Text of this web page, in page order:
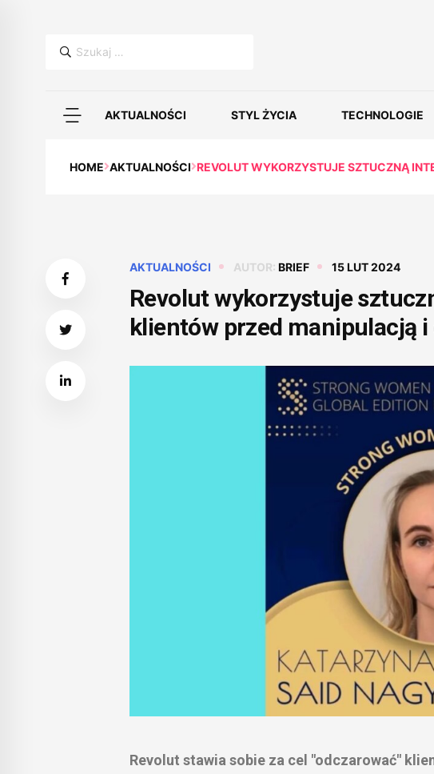
Szukaj:
AKTUALNOŚCI STYL ŻYCIA TECHNOLOGIE
HOME AKTUALNOŚCI REVOLUT WYKORZYSTUJE SZTUCZNĄ
AKTUALNOŚCI AUTOR: BRIEF 15 LUT 2024
Revolut wykorzystuje
klientów przed manipulacją
Revolut stawia sobie za cel "odczarować"